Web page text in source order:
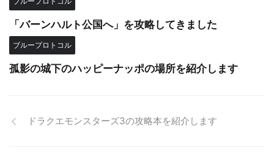
「バーンハルト公国へ」を攻略してきました
ブループロトコル
孤影の城下のハッピーナッポの場所を紹介します
ドラクエモンスターズ3の攻略本を紹介します